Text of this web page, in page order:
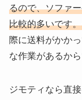
るので、ソファ
比較的多いです。
際に送料がかか
な作業があるから
ジモティなら直